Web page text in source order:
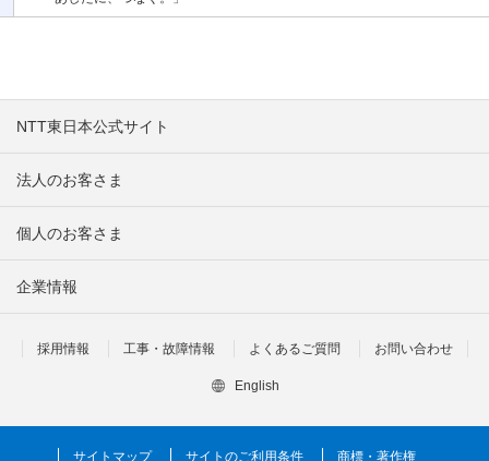
NTT東日本公式サイト
法人のお客さま
個人のお客さま
企業情報
採用情報 工事・故障情報 よくあるご質問 お問い合わせ
English
サイトマップ サイトのご利用条件 商標・著作権